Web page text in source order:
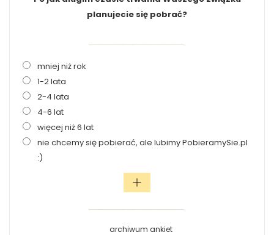
planujecie się pobrać?
mniej niż rok
1-2 lata
2-4 lata
4-6 lat
więcej niż 6 lat
nie chcemy się pobierać, ale lubimy PobieramySie.pl
:)
archiwum ankiet